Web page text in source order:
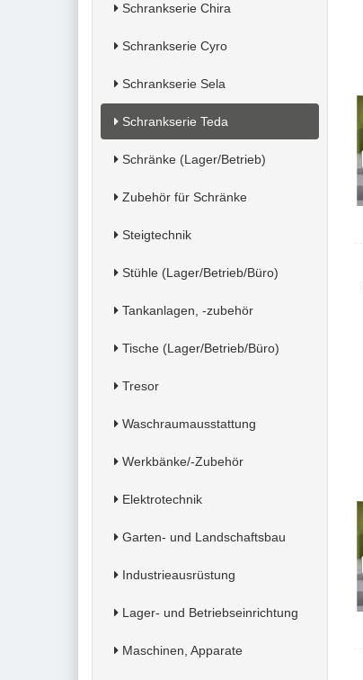
Schrankserie Chira
Schrankserie Cyro
Schrankserie Sela
Schrankserie Teda
Schränke (Lager/Betrieb)
Zubehör für Schränke
Steigtechnik
Stühle (Lager/Betrieb/Büro)
Tankanlagen, -zubehör
Tische (Lager/Betrieb/Büro)
Tresor
Waschraumausstattung
Werkbänke/-Zubehör
Elektrotechnik
Garten- und Landschaftsbau
Industrieausrüstung
Lager- und Betriebseinrichtung
Maschinen, Apparate